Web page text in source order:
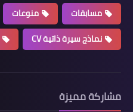
مسابقات
منوعات
نماذج سيرة ذاتية CV
مشاركة مميزة